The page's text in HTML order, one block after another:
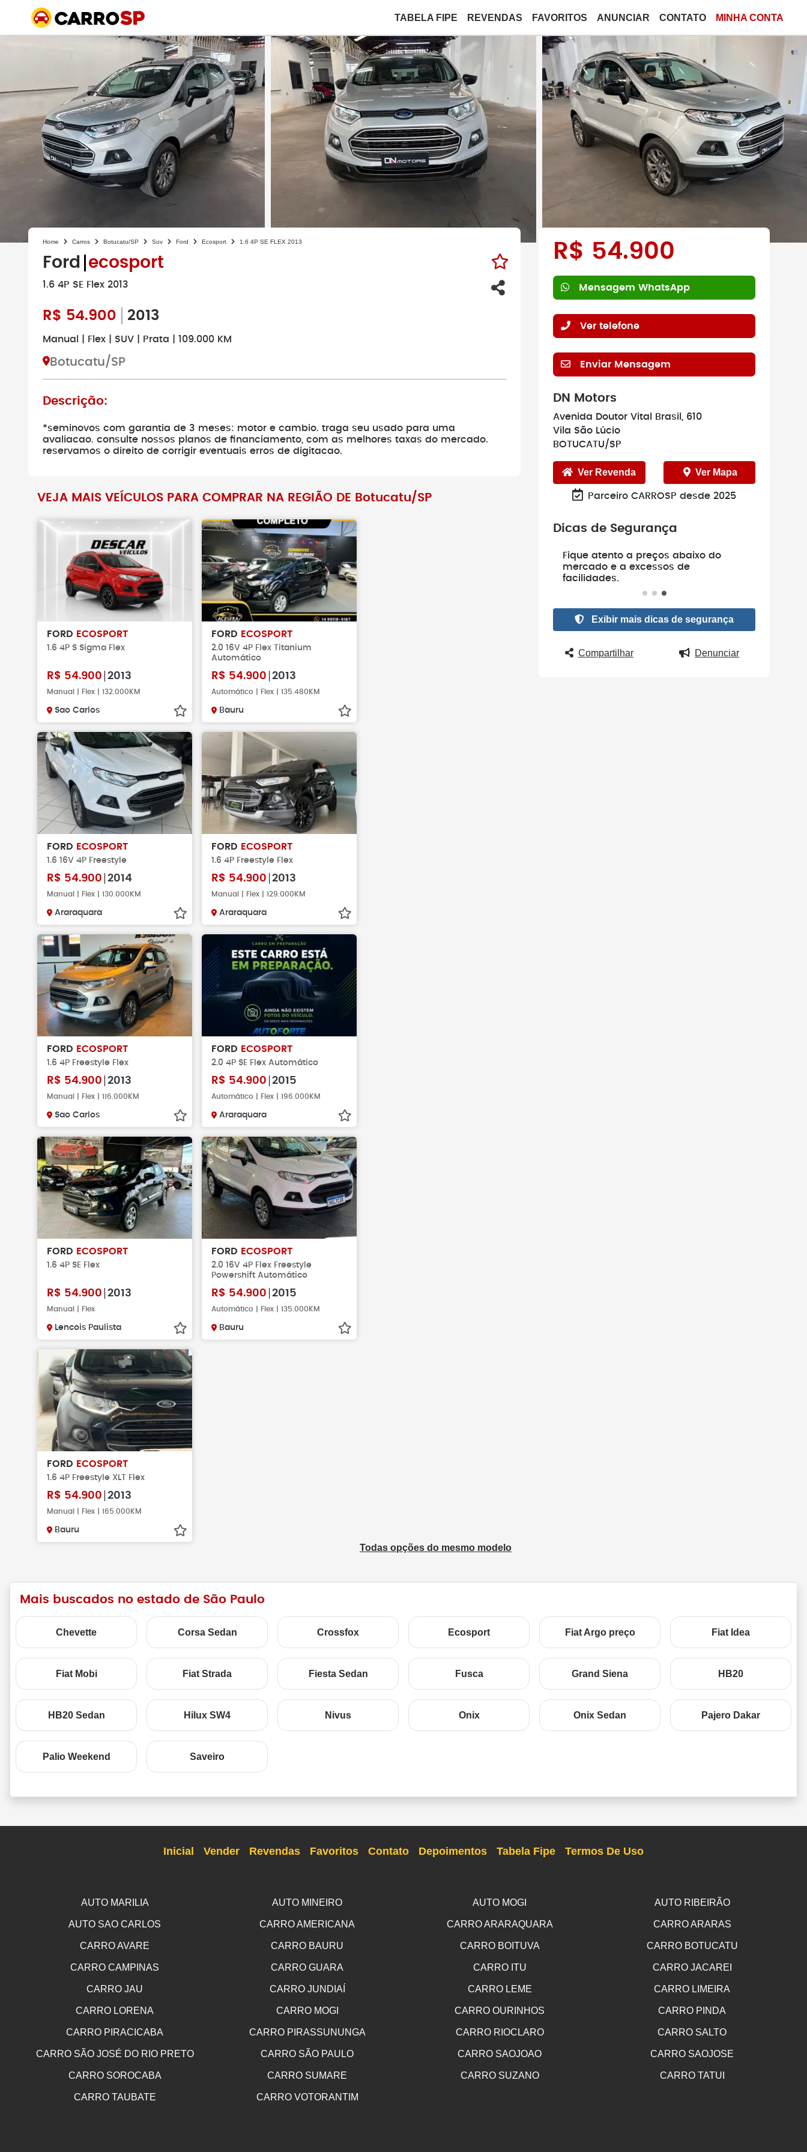
TABELA FIPE REVENDAS FAVORITOS ANUNCIAR CONTATO MINHA CONTA
Home Carros Botucatu/SP Suv Ford Ecosport 1.6 4P SE FLEX 2013
Ford ecosport
1.6 4P SE Flex 2013
R$ 54.900 2013
Manual | Flex | SUV | Prata | 109.000 KM
Botucatu/SP
Descrição:
*seminovos com garantia de 3 meses: motor e cambio. traga seu usado para uma
avaliacao. consulte nossos planos de financiamento, com as melhores taxas do mercado.
reservamos o direito de corrigir eventuais erros de digitacao.
VEJA MAIS VEÍCULOS PARA COMPRAR NA REGIÃO DE Botucatu/SP
FORD ECOSPORT
1.6 4P S Sigma Flex
R$ 54.900 2013
Manual | Flex | 132.000KM
Sao Carlos
FORD ECOSPORT
2.0 16V 4P Flex Titanium
Automático
R$ 54.900 2013
Automático | Flex | 135.480KM
Bauru
FORD ECOSPORT
1.6 16V 4P Freestyle
R$ 54.900 2014
Manual | Flex | 130.000KM
Araraquara
FORD ECOSPORT
1.6 4P Freestyle Flex
R$ 54.900 2013
Manual | Flex | 129.000KM
Araraquara
FORD ECOSPORT
1.6 4P Freestyle Flex
R$ 54.900 2013
Manual | Flex | 116.000KM
Sao Carlos
FORD ECOSPORT
2.0 4P SE Flex Automático
R$ 54.900 2015
Automático | Flex | 196.000KM
Araraquara
FORD ECOSPORT
1.6 4P SE Flex
R$ 54.900 2013
Manual | Flex
Lencois Paulista
FORD ECOSPORT
2.0 16V 4P Flex Freestyle
Powershift Automático
R$ 54.900 2015
Automático | Flex | 135.000KM
Bauru
FORD ECOSPORT
1.6 4P Freestyle XLT Flex
R$ 54.900 2013
Manual | Flex | 165.000KM
Bauru
Todas opções do mesmo modelo
R$ 54.900
Mensagem WhatsApp
Ver telefone
Enviar Mensagem
DN Motors
Avenida Doutor Vital Brasil, 610
Vila São Lúcio
BOTUCATU/SP
Ver Revenda Ver Mapa
Parceiro CARROSP desde 2025
Dicas de Segurança
Não faça pagamentos antes de
verificar se o veículo realmente
existe.
Fique atento a preços abaixo do
mercado e a excessos de
facilidades.
Exibir mais dicas de segurança
Compartilhar Denunciar
Mais buscados no estado de São Paulo
Chevette Corsa Sedan Crossfox Ecosport Fiat Argo preço Fiat Idea
Fiat Mobi Fiat Strada Fiesta Sedan Fusca Grand Siena HB20
HB20 Sedan Hilux SW4 Nivus Onix Onix Sedan Pajero Dakar
Palio Weekend Saveiro
Inicial Vender Revendas Favoritos Contato Depoimentos Tabela Fipe Termos De Uso
AUTO MARILIA AUTO MINEIRO AUTO MOGI AUTO RIBEIRÃO
AUTO SAO CARLOS CARRO AMERICANA CARRO ARARAQUARA CARRO ARARAS
CARRO AVARE CARRO BAURU CARRO BOITUVA CARRO BOTUCATU
CARRO CAMPINAS CARRO GUARA CARRO ITU CARRO JACAREI
CARRO JAU CARRO JUNDIAÍ CARRO LEME CARRO LIMEIRA
CARRO LORENA CARRO MOGI CARRO OURINHOS CARRO PINDA
CARRO PIRACICABA CARRO PIRASSUNUNGA CARRO RIOCLARO CARRO SALTO
CARRO SÃO JOSÉ DO RIO PRETO CARRO SÃO PAULO CARRO SAOJOAO CARRO SAOJOSE
CARRO SOROCABA CARRO SUMARE CARRO SUZANO CARRO TATUI
CARRO TAUBATE CARRO VOTORANTIM